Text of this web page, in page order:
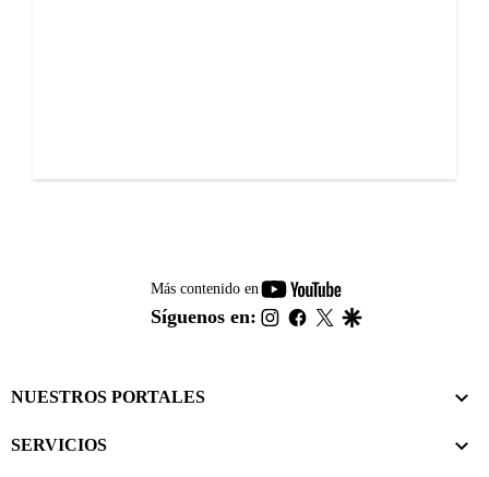
Más contenido en
youtube-
footer
Síguenos en: instagram
facebook
twitter
NUESTROS PORTALES
SERVICIOS